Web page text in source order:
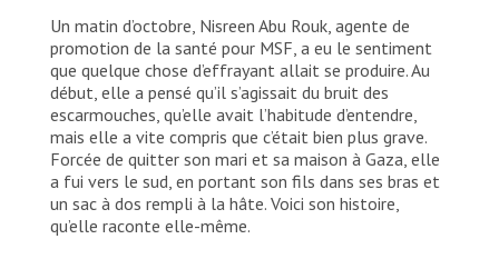
Un matin d’octobre, Nisreen Abu Rouk, agente de
promotion de la santé pour MSF, a eu le sentiment
que quelque chose d’effrayant allait se produire. Au
début, elle a pensé qu’il s’agissait du bruit des
escarmouches, qu’elle avait l’habitude d’entendre,
mais elle a vite compris que c’était bien plus grave.
Forcée de quitter son mari et sa maison à Gaza, elle
a fui vers le sud, en portant son fils dans ses bras et
un sac à dos rempli à la hâte. Voici son histoire,
qu’elle raconte elle-même.